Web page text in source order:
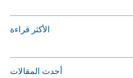
الأكثر قراءة
أحدث المقالات